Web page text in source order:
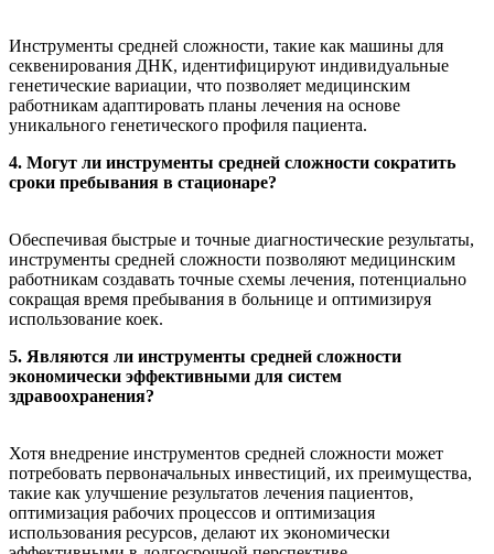
Инструменты средней сложности, такие как машины для
секвенирования ДНК, идентифицируют индивидуальные
генетические вариации, что позволяет медицинским
работникам адаптировать планы лечения на основе
уникального генетического профиля пациента.
4. Могут ли инструменты средней сложности сократить
сроки пребывания в стационаре?
Обеспечивая быстрые и точные диагностические результаты,
инструменты средней сложности позволяют медицинским
работникам создавать точные схемы лечения, потенциально
сокращая время пребывания в больнице и оптимизируя
использование коек.
5. Являются ли инструменты средней сложности
экономически эффективными для систем
здравоохранения?
Хотя внедрение инструментов средней сложности может
потребовать первоначальных инвестиций, их преимущества,
такие как улучшение результатов лечения пациентов,
оптимизация рабочих процессов и оптимизация
использования ресурсов, делают их экономически